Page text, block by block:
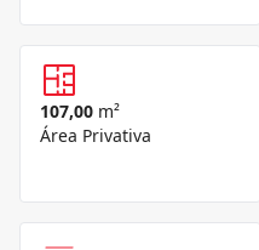
107,00 m²
Área Privativa